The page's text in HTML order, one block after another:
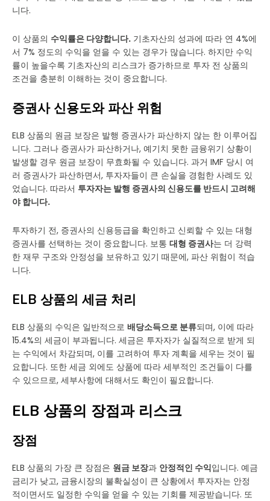
니다.
이 상품의 수익률은 다양합니다. 기초자산의 성과에 따라 연 4%에
서 7% 정도의 수익을 얻을 수 있는 경우가 많습니다. 하지만 수익
률이 높을수록 기초자산의 리스크가 증가하므로 투자 전 상품의
조건을 충분히 이해하는 것이 중요합니다.
증권사 신용도와 파산 위험
ELB 상품의 원금 보장은 발행 증권사가 파산하지 않는 한 이루어집
니다. 그러나 증권사가 파산하거나, 예기치 못한 금융위기 상황이
발생할 경우 원금 보장이 무효화될 수 있습니다. 과거 IMF 당시 여
러 증권사가 파산하면서, 투자자들이 큰 손실을 경험한 사례도 있
었습니다. 따라서 투자자는 발행 증권사의 신용도를 반드시 고려해
야 합니다.
투자하기 전, 증권사의 신용등급을 확인하고 신뢰할 수 있는 대형
증권사를 선택하는 것이 중요합니다. 보통 대형 증권사는 더 강력
한 재무 구조와 안정성을 보유하고 있기 때문에, 파산 위험이 적습
니다.
ELB 상품의 세금 처리
ELB 상품의 수익은 일반적으로 배당소득으로 분류되며, 이에 따라
15.4%의 세금이 부과됩니다. 세금은 투자자가 실질적으로 받게 되
는 수익에서 차감되며, 이를 고려하여 투자 계획을 세우는 것이 필
요합니다. 또한 세금 외에도 상품에 따라 세부적인 조건들이 다를
수 있으므로, 세부사항에 대해서도 확인이 필요합니다.
ELB 상품의 장점과 리스크
장점
ELB 상품의 가장 큰 장점은 원금 보장과 안정적인 수익입니다. 예금
금리가 낮고, 금융시장의 불확실성이 큰 상황에서 투자자는 안정
적이면서도 일정한 수익을 얻을 수 있는 기회를 제공받습니다. 또